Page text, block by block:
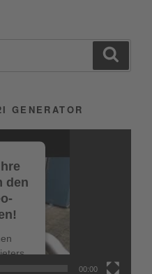
GENERATOR
den
00:00